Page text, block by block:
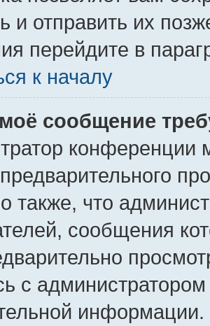
и отправить их
перейдите в
к началу
сообщение
конференции
также, что
сообщения
с
информации.